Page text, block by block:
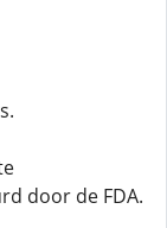
door de FDA.